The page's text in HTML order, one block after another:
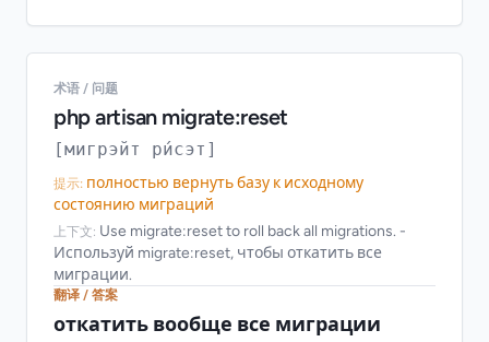
术语 / 问题
php artisan migrate:reset
[мигрэйт ри́сэт]
提示: полностью вернуть базу к исходному
состоянию миграций
上下文: Use migrate:reset to roll back all migrations. -
Используй migrate:reset, чтобы откатить все
миграции.
翻译 / 答案
откатить вообще все миграции